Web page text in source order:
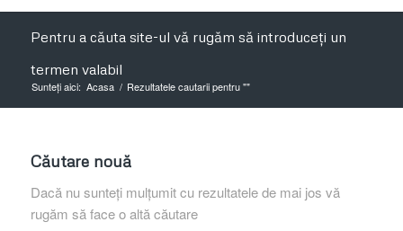
Pentru a căuta site-ul vă rugăm să introduceți un
termen valabil
Sunteți aici: Acasa / Rezultatele cautarii pentru ""
Căutare nouă
Dacă nu sunteți mulțumit cu rezultatele de mai jos vă
rugăm să face o altă căutare